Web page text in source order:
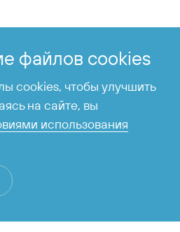
23:00
файлов cookies
cookies, чтобы улучшить
на сайте, вы
использования